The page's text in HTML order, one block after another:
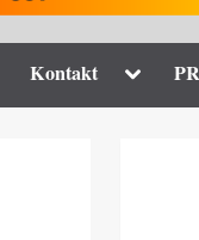
Kontakt Toggle
menu